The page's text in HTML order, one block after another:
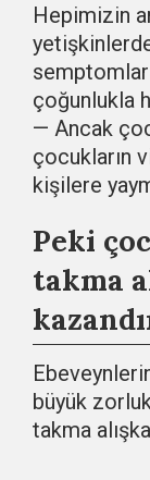
Hepimizin
çoğunlukla
— Ancak
çocukların
kişilere
Peki
takma
büyük
takma